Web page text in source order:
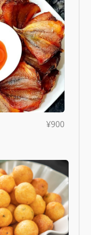
¥900